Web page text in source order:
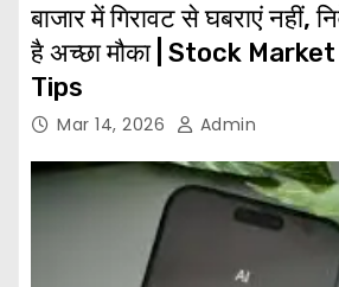
बाजार में गिरावट से घबराएं नहीं,
है अच्छा मौका | Stock
Tips
Mar 14, 2026 Admin